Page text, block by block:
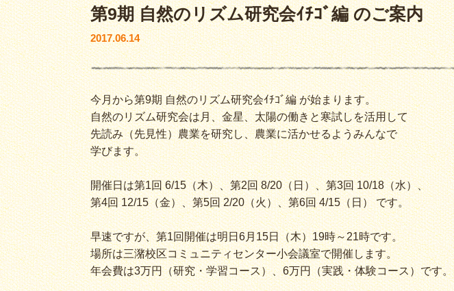
第9期 自然のリズム研究会ｲﾁｺﾞ編 のご案内
2017.06.14
今月から第9期 自然のリズム研究会ｲﾁｺﾞ編 が始まります。
自然のリズム研究会は月、金星、太陽の働きと寒試しを活用して
先読み（先見性）農業を研究し、農業に活かせるようみんなで
学びます。
開催日は第1回 6/15（木）、第2回 8/20（日）、第3回 10/18（水）、
第4回 12/15（金）、第5回 2/20（火）、第6回 4/15（日） です。
早速ですが、第1回開催は明日6月15日（木）19時～21時です。
場所は三潴校区コミュニティセンター小会議室で開催します。
年会費は3万円（研究・学習コース）、6万円（実践・体験コース）です。